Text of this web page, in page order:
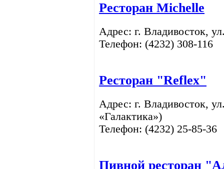
Ресторан Michelle
Адрес: г. Владивосток,
Телефон: (4232) 308-116
Ресторан "Reflex"
Адрес: г. Владивосток,
«Галактика»)
Телефон: (4232) 25-85-36
Пивной ресторан